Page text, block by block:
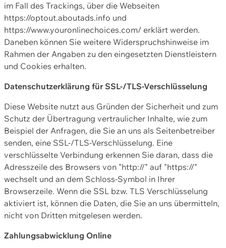
im Fall des Trackings, über die Webseiten
https://optout.aboutads.info und
https://www.youronlinechoices.com/ erklärt werden.
Daneben können Sie weitere Widerspruchshinweise im
Rahmen der Angaben zu den eingesetzten Dienstleistern
und Cookies erhalten.
Datenschutzerklärung für SSL-/TLS-Verschlüsselung
Diese Website nutzt aus Gründen der Sicherheit und zum
Schutz der Übertragung vertraulicher Inhalte, wie zum
Beispiel der Anfragen, die Sie an uns als Seitenbetreiber
senden, eine SSL-/TLS-Verschlüsselung. Eine
verschlüsselte Verbindung erkennen Sie daran, dass die
Adresszeile des Browsers von "http://" auf "https://"
wechselt und an dem Schloss-Symbol in Ihrer
Browserzeile. Wenn die SSL bzw. TLS Verschlüsselung
aktiviert ist, können die Daten, die Sie an uns übermitteln,
nicht von Dritten mitgelesen werden.
Zahlungsabwicklung Online